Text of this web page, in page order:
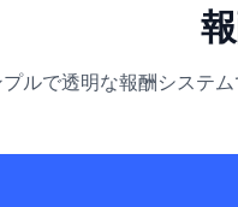
プルで透明な報酬システ